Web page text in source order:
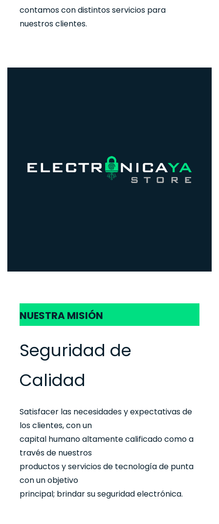
contamos con distintos servicios para
nuestros clientes.
NUESTRA MISIÓN
Seguridad de
Calidad
Satisfacer las necesidades y expectativas de
los clientes, con un
capital humano altamente calificado como a
través de nuestros
productos y servicios de tecnología de punta
con un objetivo
principal; brindar su seguridad electrónica.